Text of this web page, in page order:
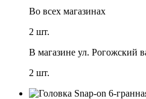
Во всех магазинах
2 шт.
В магазине ул. Рогожский
2 шт.